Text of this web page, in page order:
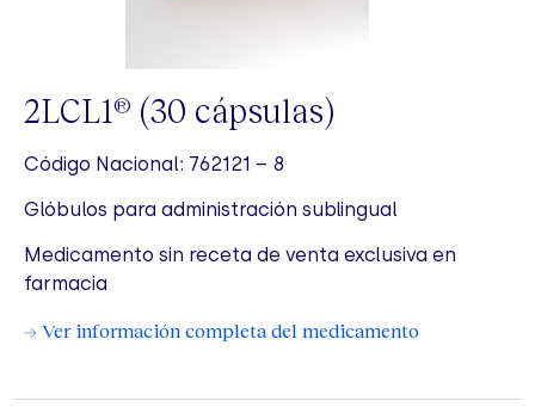
2LCL1® (30 cápsulas)
Código Nacional: 762121 – 8
Glóbulos para administración sublingual
Medicamento sin receta de venta exclusiva en
farmacia
→ Ver información completa del medicamento